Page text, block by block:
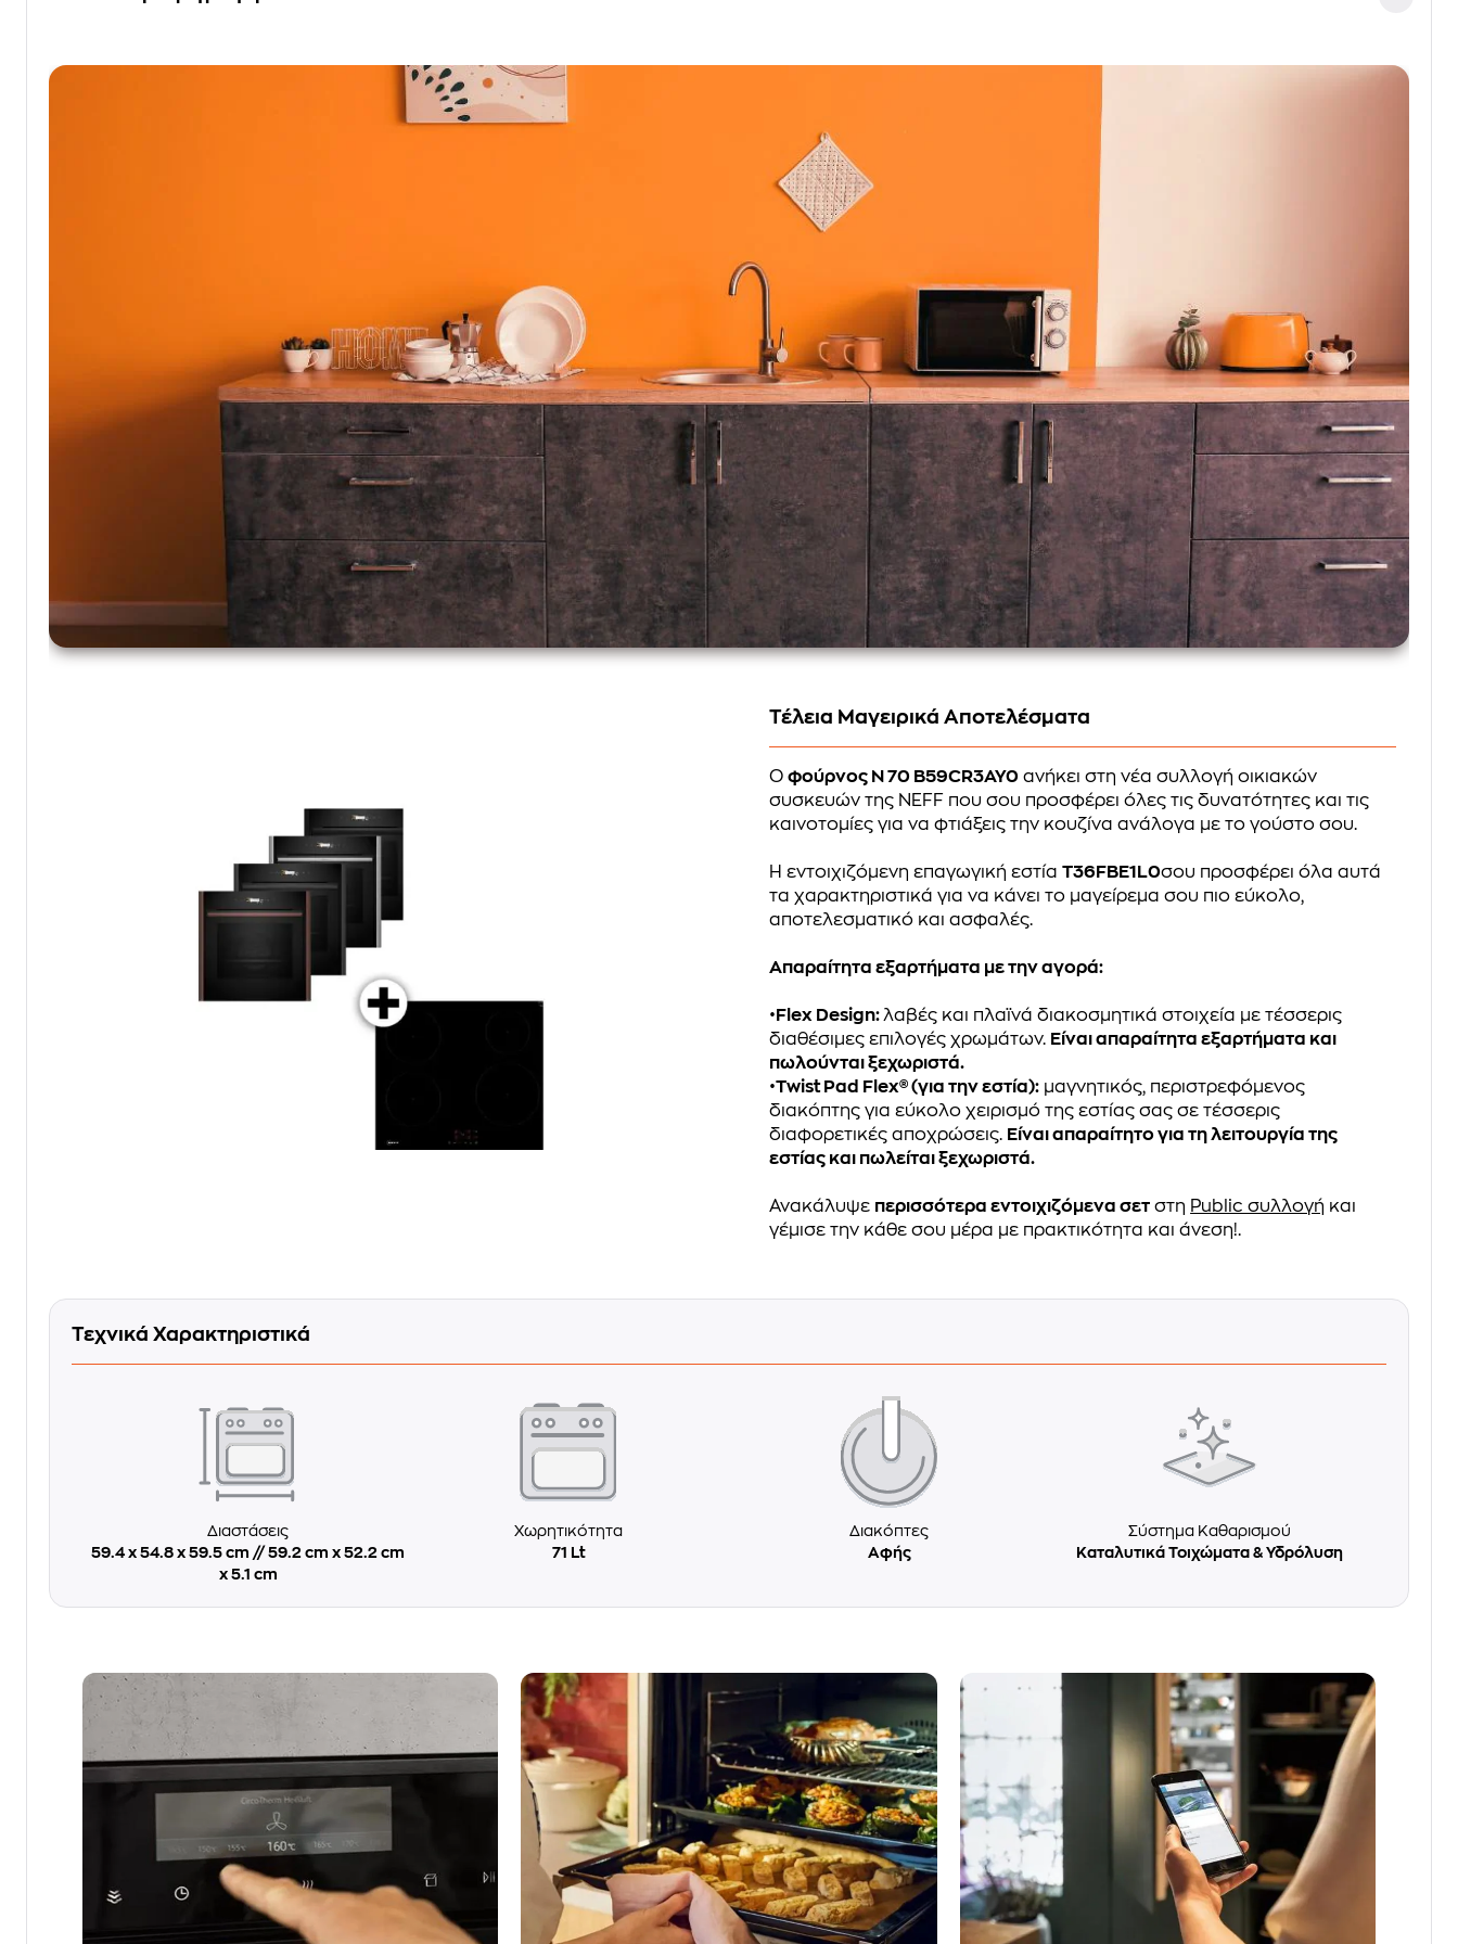
Τέλεια Μαγειρικά Αποτελέσματα
Οφούρνος N 70 B59CR3AY0 ανήκει στη νέα συλλογή οικιακών
συσκευών της NEFF που σου προσφέρει όλες τις δυνατότητες και τις
καινοτομίες για να φτιάξεις την κουζίνα ανάλογα με το γούστο σου.
Η εντοιχιζόμενη επαγωγική εστίαT36FBE1L0σου προσφέρει όλα αυτά
τα χαρακτηριστικά για να κάνει το μαγείρεμα σου πιο εύκολο,
αποτελεσματικό και ασφαλές.
Απαραίτητα εξαρτήματα με την αγορά:
• Flex Design:λαβές και πλαϊνά διακοσμητικά στοιχεία με τέσσερις
διαθέσιμες επιλογές χρωμάτων. Eίναι απαραίτητα εξαρτήματα και
πωλούνται ξεχωριστά.
•Τwist Pad Flex® (για την εστία): μαγνητικός, περιστρεφόμενος
διακόπτης για εύκολο χειρισμό της εστίας σας σε τέσσερις
διαφορετικές αποχρώσεις. Eίναι απαραίτητο για τη λειτουργία της
εστίας και πωλείται ξεχωριστά.
Ανακάλυψε περισσότερα εντοιχιζόμενα σετ στη Public συλλογή και
γέμισε την κάθε σου μέρα με πρακτικότητα και άνεση!.
Τεχνικά Χαρακτηριστικά
Διαστάσεις
59.4 x 54.8 x 59.5 cm // 59.2 cm x 52.2 cm
x 5.1 cm
Χωρητικότητα
71 Lt
Διακόπτες
Αφής
Σύστημα Καθαρισμού
Καταλυτικά Τοιχώματα & Υδρόλυση